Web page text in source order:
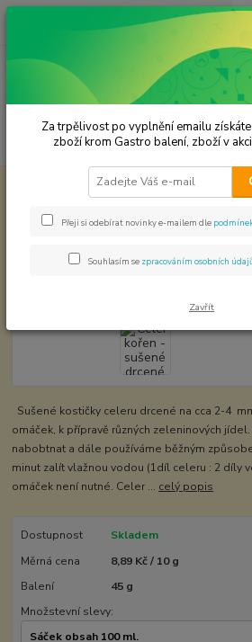
KOŘENÍ JEDNODRUHOVÉ Celer
Celer kořen - sušené
granule
Sušené kostičky celeru drcené na cca 2-4
omáček, k přípravě různých zeleninových
nabobtnat a dále používáme běžným
minut zalít vlažnou vodou (1díl celeru : 2 díly
omáček není nutné. Celer ... celý popis
Dostupnost
Skladem
Měrná cena
8,89 Kč / 10 g
Balení
45 g
Množstevní slevy:
Za trpělivost po vyplnění emailu
zboží krom Gastro balení, zboží v
Přeji si odebírat novinky e-mailem dle
Souhlasím se zpracováním osobních
Zavřít